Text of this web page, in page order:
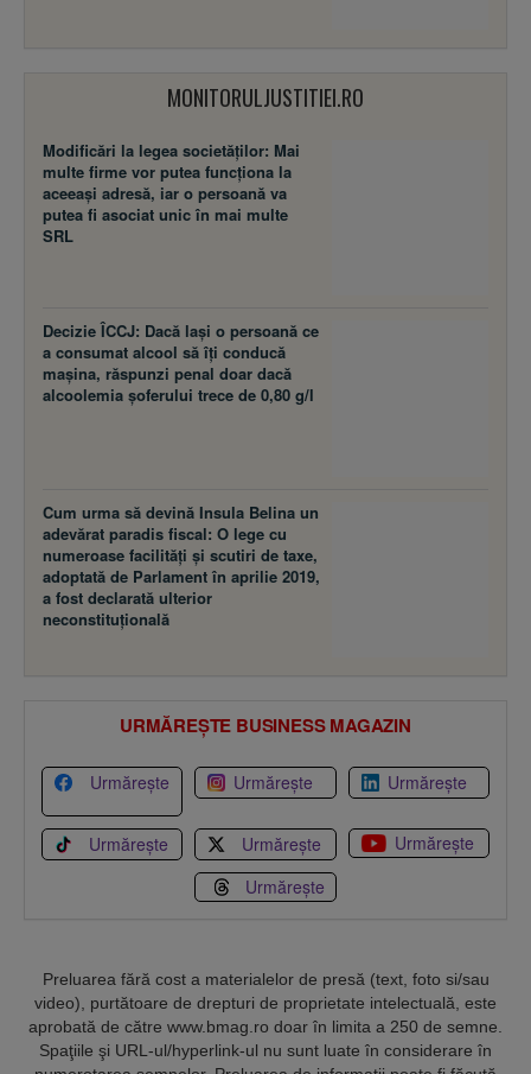
MONITORULJUSTITIEI.RO
Modificări la legea societăţilor: Mai
multe firme vor putea funcţiona la
aceeaşi adresă, iar o persoană va
putea fi asociat unic în mai multe
SRL
Decizie ÎCCJ: Dacă laşi o persoană ce
a consumat alcool să îţi conducă
maşina, răspunzi penal doar dacă
alcoolemia şoferului trece de 0,80 g/l
Cum urma să devină Insula Belina un
adevărat paradis fiscal: O lege cu
numeroase facilităţi şi scutiri de taxe,
adoptată de Parlament în aprilie 2019,
a fost declarată ulterior
neconstituţională
URMĂREȘTE BUSINESS MAGAZIN
Urmărește Urmărește Urmărește
Urmărește Urmărește
Urmărește
Urmărește
Preluarea fără cost a materialelor de presă (text, foto si/sau
video), purtătoare de drepturi de proprietate intelectuală, este
aprobată de către www.bmag.ro doar în limita a 250 de semne.
Spaţiile şi URL-ul/hyperlink-ul nu sunt luate în considerare în